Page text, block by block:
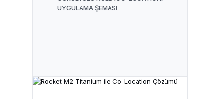
UYGULAMA ŞEMASI